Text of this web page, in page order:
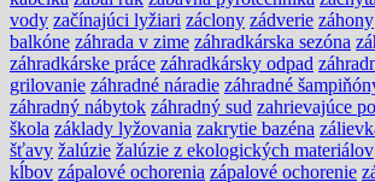
vody začínajúci lyžiari záclony zádverie záhony
balkóne záhrada v zime záhradkárska sezóna
záhradkárske práce záhradkársky odpad
grilovanie záhradné náradie záhradné
záhradný nábytok záhradný sud zahrievajúce
škola základy lyžovania zakrytie bazéna
šťavy žalúzie žalúzie z ekologických materiálov
kĺbov zápalové ochorenia zápalové ochorenie